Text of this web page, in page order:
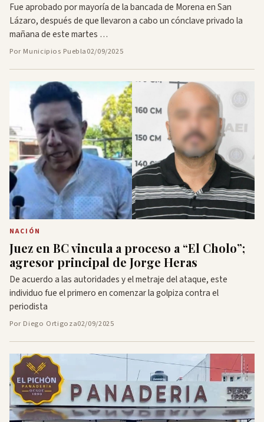
Fue aprobado por mayoría de la bancada de Morena en San
Lázaro, después de que llevaron a cabo un cónclave privado la
mañana de este martes …
Por Municipios Puebla02/09/2025
NACIÓN
Juez en BC vincula a proceso a “El Cholo”;
agresor principal de Jorge Heras
De acuerdo a las autoridades y el metraje del ataque, este
individuo fue el primero en comenzar la golpiza contra el
periodista
Por Diego Ortigoza02/09/2025